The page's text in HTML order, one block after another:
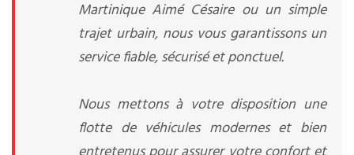
Martinique Aimé Césaire ou un simple
trajet urbain, nous vous garantissons un
service fiable, sécurisé et ponctuel.
Nous mettons à votre disposition une
flotte de véhicules modernes et bien